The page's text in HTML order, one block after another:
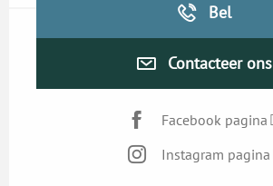
Bel
Contacteer ons
Facebook pagina
Instagram pagina